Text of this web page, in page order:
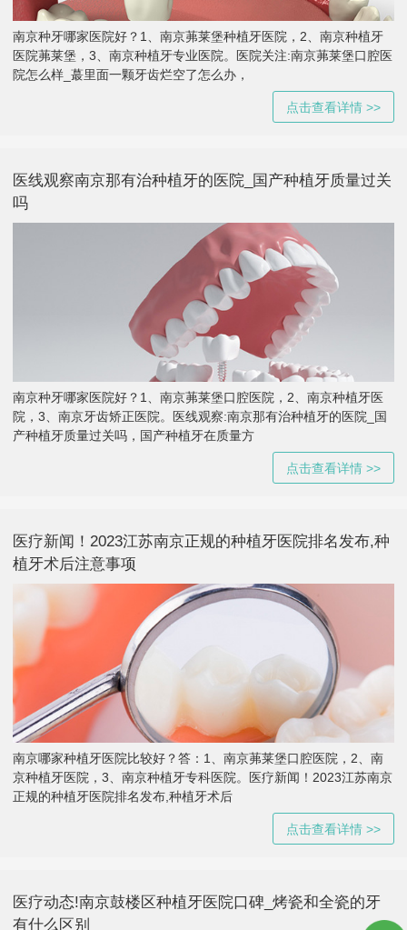
南京种牙哪家医院好？1、南京茀莱堡种植牙医院，2、南京种植牙
医院茀莱堡，3、南京种植牙专业医院。医院关注:南京茀莱堡口腔医
院怎么样_蕞里面一颗牙齿烂空了怎么办，
点击查看详情 >>
医线观察南京那有治种植牙的医院_国产种植牙质量过关
吗
南京种牙哪家医院好？1、南京茀莱堡口腔医院，2、南京种植牙医
院，3、南京牙齿矫正医院。医线观察:南京那有治种植牙的医院_国
产种植牙质量过关吗，国产种植牙在质量方
点击查看详情 >>
医疗新闻！2023江苏南京正规的种植牙医院排名发布,种
植牙术后注意事项
南京哪家种植牙医院比较好？答：1、南京茀莱堡口腔医院，2、南
京种植牙医院，3、南京种植牙专科医院。医疗新闻！2023江苏南京
正规的种植牙医院排名发布,种植牙术后
点击查看详情 >>
医疗动态!南京鼓楼区种植牙医院口碑_烤瓷和全瓷的牙
有什么区别